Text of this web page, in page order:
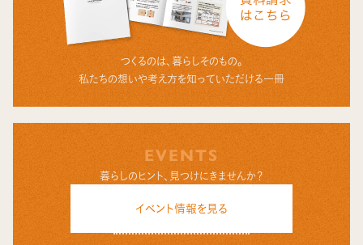
つくるのは、暮らしそのもの。
私たちの想いや考え方を知っていただける一冊
EVENTS
暮らしのヒント、見つけにきませんか？
イベント情報を見る